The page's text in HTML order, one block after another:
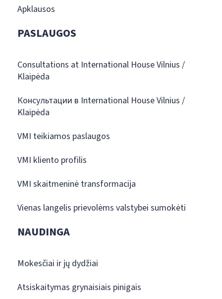
Apklausos
PASLAUGOS
Consultations at International House Vilnius /
Klaipėda
Консультации в International House Vilnius /
Klaipėda
VMI teikiamos paslaugos
VMI kliento profilis
VMI skaitmeninė transformacija
Vienas langelis prievolėms valstybei sumokėti
NAUDINGA
Mokesčiai ir jų dydžiai
Atsiskaitymas grynaisiais pinigais